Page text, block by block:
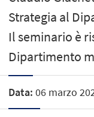
Strategia al
Il seminario è
Dipartimento
Data: 06 marzo